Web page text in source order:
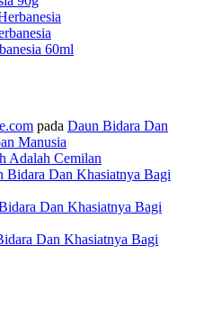
60ml
pada Daun Bidara Dan
Manusia
Adalah Cemilan
Bidara Dan Khasiatnya Bagi
Dan Khasiatnya Bagi
Dan Khasiatnya Bagi